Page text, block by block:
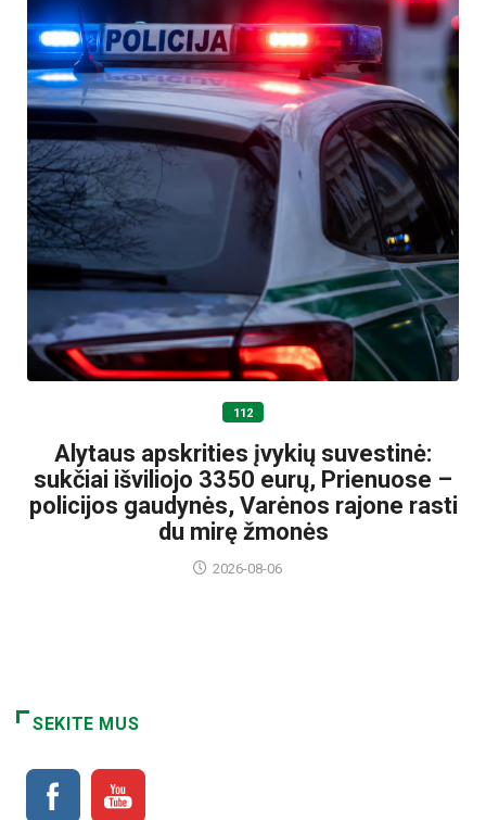
112
Alytaus apskrities įvykių suvestinė:
sukčiai išviliojo 3350 eurų, Prienuose –
policijos gaudynės, Varėnos rajone rasti
du mirę žmonės
2026-08-06
SEKITE MUS